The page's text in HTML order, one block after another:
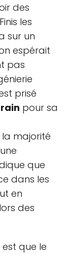
des
les
sur un
espérait
pas
prisé
pour sa
majorité
que
dans les
en
des
que le